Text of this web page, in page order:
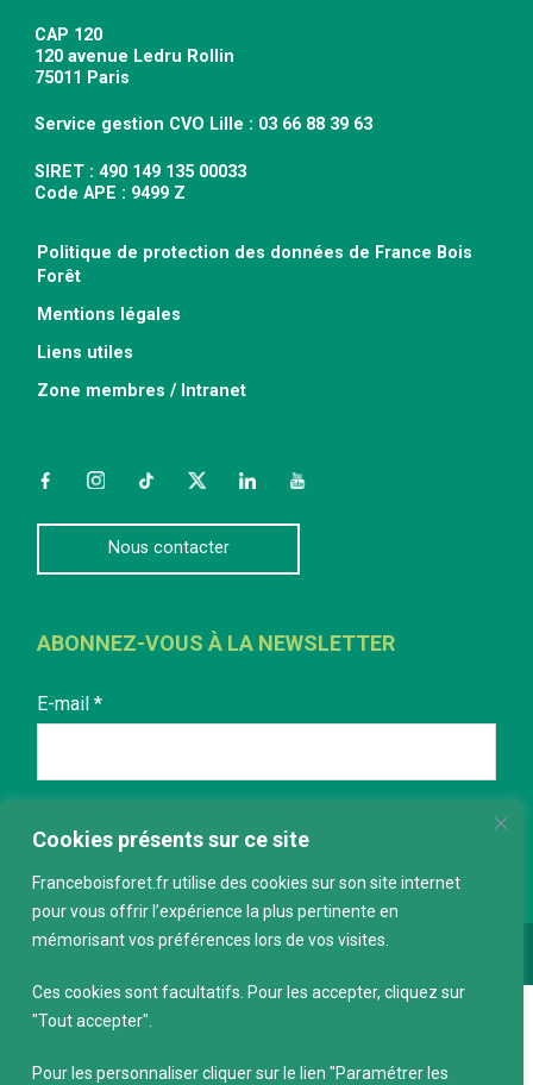
Cookies présents sur ce site
Franceboisforet.fr utilise des cookies sur son site internet
pour vous offrir l’expérience la plus pertinente en
mémorisant vos préférences lors de vos visites.
Ces cookies sont facultatifs. Pour les accepter, cliquez sur
"Tout accepter".
Pour les personnaliser cliquer sur le lien "Paramétrer les
CAP 120
120 avenue Ledru Rollin
75011 Paris
Service gestion CVO Lille : 03 66 88 39 63
SIRET : 490 149 135 00033
Code APE : 9499 Z
Politique de protection des données de France Bois
Forêt
Mentions légales
Liens utiles
Zone membres / Intranet
FacebookInstagramTikTokTwitterLinkedInYouTube
Nous contacter
ABONNEZ-VOUS À LA NEWSLETTER
E-mail *